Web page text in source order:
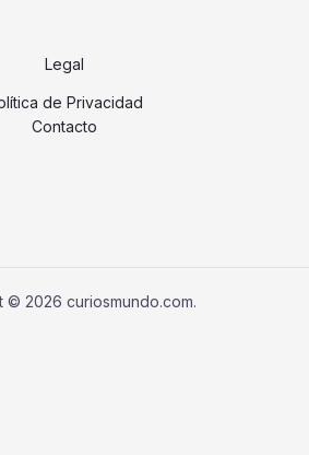
Legal
de Privacidad
Contacto
© 2026 curiosmundo.com.